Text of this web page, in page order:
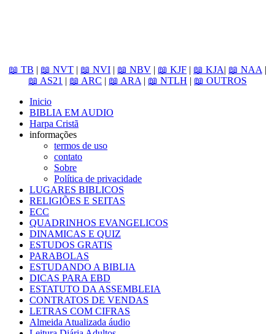
📖 TB | 📖 NVT | 📖 NVI | 📖 NBV | 📖 KJF | 📖 KJA| 📖 NAA |
📖 AS21 | 📖 ARC | 📖 ARA | 📖 NTLH | 📖 OUTROS
Inicio
BIBLIA EM AUDIO
Harpa Cristã
informações
termos de uso
contato
Sobre
Política de privacidade
LUGARES BIBLICOS
RELIGIÕES E SEITAS
ECC
QUADRINHOS EVANGELICOS
DINAMICAS E QUIZ
ESTUDOS GRATIS
PARABOLAS
ESTUDANDO A BIBLIA
DICAS PARA EBD
ESTATUTO DA ASSEMBLEIA
CONTRATOS DE VENDAS
LETRAS COM CIFRAS
Almeida Atualizada áudio